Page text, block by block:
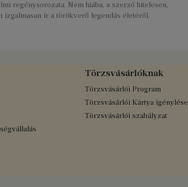
regénysorozata. Nem hiába, a szerző hitelesen,
izgalmasan ír a törökverő legendás életéről.
Törzsvásárlóknak
Törzsvásárlói Program
Törzsvásárlói Kártya igénylése
Törzsvásárlói szabályzat